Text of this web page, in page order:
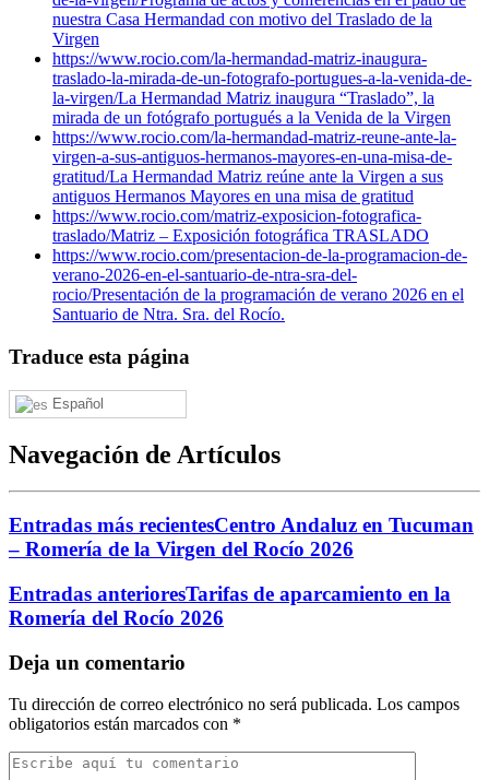
nuestra Casa Hermandad con motivo del Traslado de la
Virgen
https://www.rocio.com/la-hermandad-matriz-inaugura-
traslado-la-mirada-de-un-fotografo-portugues-a-la-venida-de-
la-virgen/La Hermandad Matriz inaugura “Traslado”, la
mirada de un fotógrafo portugués a la Venida de la Virgen
https://www.rocio.com/la-hermandad-matriz-reune-ante-la-
virgen-a-sus-antiguos-hermanos-mayores-en-una-misa-de-
gratitud/La Hermandad Matriz reúne ante la Virgen a sus
antiguos Hermanos Mayores en una misa de gratitud
https://www.rocio.com/matriz-exposicion-fotografica-
traslado/Matriz – Exposición fotográfica TRASLADO
https://www.rocio.com/presentacion-de-la-programacion-de-
verano-2026-en-el-santuario-de-ntra-sra-del-
rocio/Presentación de la programación de verano 2026 en el
Santuario de Ntra. Sra. del Rocío.
Traduce esta página
Español
Navegación de Artículos
Entradas más recientesCentro Andaluz en Tucuman
– Romería de la Virgen del Rocío 2026
Entradas anterioresTarifas de aparcamiento en la
Romería del Rocío 2026
Deja un comentario
Tu dirección de correo electrónico no será publicada. Los campos
obligatorios están marcados con *